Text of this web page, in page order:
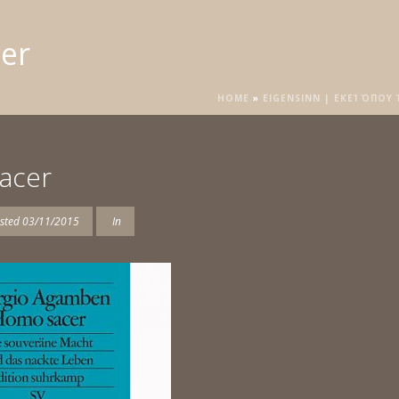
HOME » EIGENSINN | ΕΚΕΊ
03/11/2015 In